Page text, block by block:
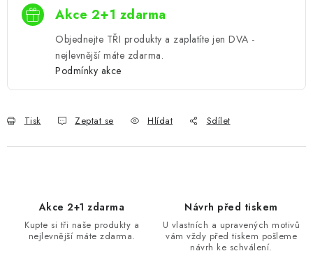
Akce 2+1 zdarma
Objednejte TŘI produkty a zaplatíte jen DVA -
nejlevnější máte zdarma.
Podmínky akce
Tisk Zeptat se Hlídat Sdílet
Akce 2+1 zdarma
Kupte si tři naše produkty a
nejlevnější máte zdarma.
Návrh před tiskem
U vlastních a upravených motivů
vám vždy před tiskem pošleme
návrh ke schválení.